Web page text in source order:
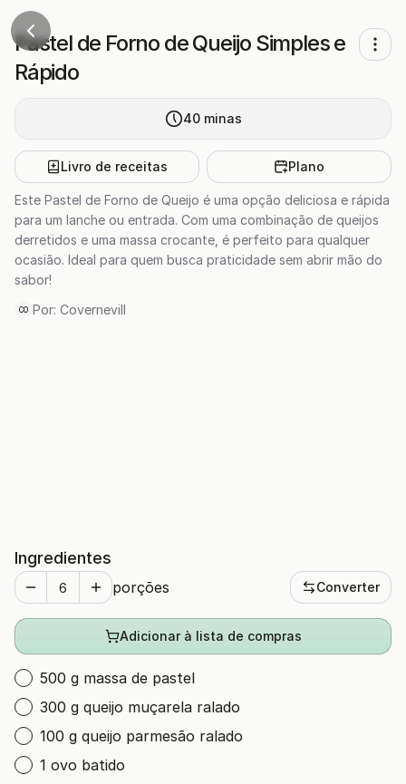
Pastel de Forno de Queijo Simples e
Rápido
40 minas
Livro de receitas Plano
Este Pastel de Forno de Queijo é uma opção deliciosa e rápida
para um lanche ou entrada. Com uma combinação de queijos
derretidos e uma massa crocante, é perfeito para qualquer
ocasião. Ideal para quem busca praticidade sem abrir mão do
sabor!
CO Por: Covernevill
Ingredientes
porções Converter
Adicionar à lista de compras
500 g massa de pastel
300 g queijo muçarela ralado
100 g queijo parmesão ralado
1 ovo batido